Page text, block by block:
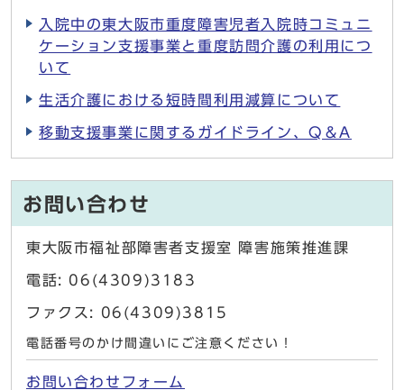
入院中の東大阪市重度障害児者入院時コミュニ
ケーション支援事業と重度訪問介護の利用につ
いて
生活介護における短時間利用減算について
移動支援事業に関するガイドライン、Q＆A
お問い合わせ
東大阪市福祉部障害者支援室 障害施策推進課
電話: 06(4309)3183
ファクス: 06(4309)3815
電話番号のかけ間違いにご注意ください！
お問い合わせフォーム